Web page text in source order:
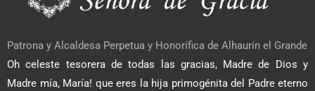
Patrona y Alcaldesa Perpetua y Honorífica de Alhaurín el Grande
Oh celeste tesorera de todas las gracias, Madre de Dios y
Madre mía, María! que eres la hija primogénita del Padre eterno